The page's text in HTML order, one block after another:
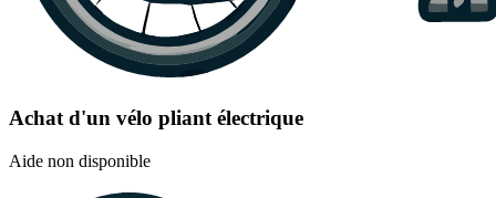
Achat d'un vélo pliant électrique
Aide non disponible